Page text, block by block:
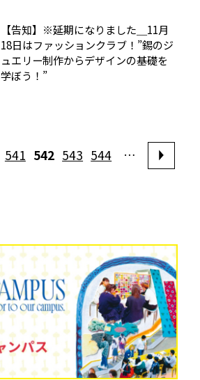
【告知】※延期になりました＿11月
18日はファッションクラブ！”錫のジ
ュエリー制作からデザインの基礎を
学ぼう！”
541 542 543 544 …